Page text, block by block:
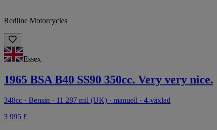
Redline Motorcycles
Essex
1965 BSA B40 SS90 350cc. Very very nice.
348cc · Bensin · 11 287 mil (UK) · manuell · 4-växlad
3 995 £